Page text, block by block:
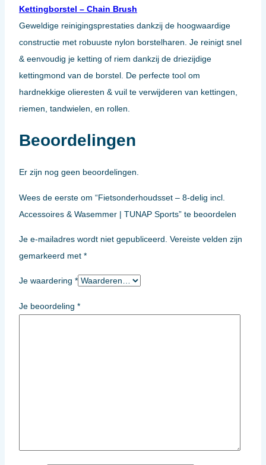
Kettingborstel – Chain Brush
Geweldige reinigingsprestaties dankzij de hoogwaardige
constructie met robuuste nylon borstelharen. Je reinigt snel
& eenvoudig je ketting of riem dankzij de driezijdige
kettingmond van de borstel. De perfecte tool om
hardnekkige olieresten & vuil te verwijderen van kettingen,
riemen, tandwielen, en rollen.
Beoordelingen
Er zijn nog geen beoordelingen.
Wees de eerste om “Fietsonderhoudsset – 8-delig incl.
Accessoires & Wasemmer | TUNAP Sports” te beoordelen
Je e-mailadres wordt niet gepubliceerd. Vereiste velden zijn
gemarkeerd met *
Je waardering *
Je beoordeling *